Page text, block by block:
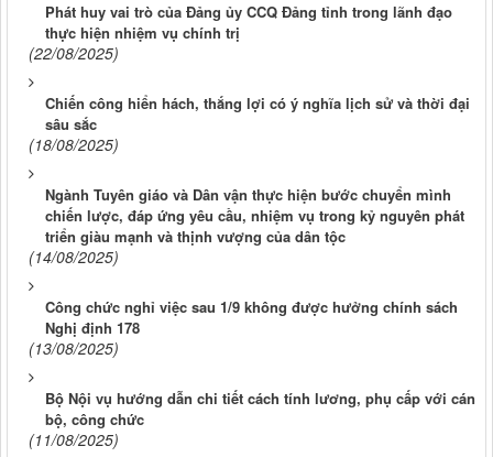
Phát huy vai trò của Đảng ủy CCQ Đảng tỉnh trong lãnh đạo
thực hiện nhiệm vụ chính trị
(22/08/2025)
Chiến công hiển hách, thắng lợi có ý nghĩa lịch sử và thời đại
sâu sắc
(18/08/2025)
Ngành Tuyên giáo và Dân vận thực hiện bước chuyển mình
chiến lược, đáp ứng yêu cầu, nhiệm vụ trong kỷ nguyên phát
triển giàu mạnh và thịnh vượng của dân tộc
(14/08/2025)
Công chức nghỉ việc sau 1/9 không được hưởng chính sách
Nghị định 178
(13/08/2025)
Bộ Nội vụ hướng dẫn chi tiết cách tính lương, phụ cấp với cán
bộ, công chức
(11/08/2025)